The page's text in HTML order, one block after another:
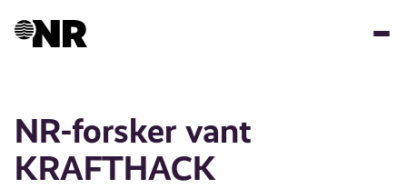
NR-forsker vant
KRAFTHACK